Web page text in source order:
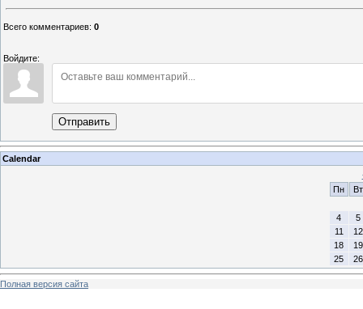
Всего комментариев: 0
Войдите:
Отправить
Calendar
Пн
Вт
4
5
11
12
18
19
25
26
Полная версия сайта